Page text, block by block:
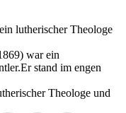
lutherischer Theologe
war ein
stand im engen
Theologe und